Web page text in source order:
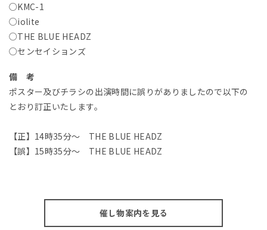
○KMC-1
○iolite
○THE BLUE HEADZ
○センセイションズ
備 考
ポスター及びチラシの出演時間に誤りがありましたので以下の
とおり訂正いたします。
【正】14時35分～ THE BLUE HEADZ
【誤】15時35分～ THE BLUE HEADZ
催し物案内を見る